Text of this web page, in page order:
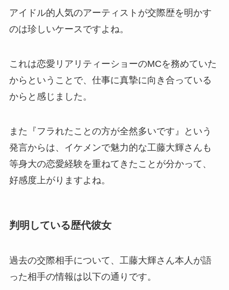
アイドル的人気のアーティストが交際歴を明かす
のは珍しいケースですよね。
これは恋愛リアリティーショーのMCを務めていた
からということで、仕事に真摯に向き合っている
からと感じました。
また『フラれたことの方が全然多いです』という
発言からは、イケメンで魅力的な工藤大輝さんも
等身大の恋愛経験を重ねてきたことが分かって、
好感度上がりますよね。
判明している歴代彼女
過去の交際相手について、工藤大輝さん本人が語
った相手の情報は以下の通りです。